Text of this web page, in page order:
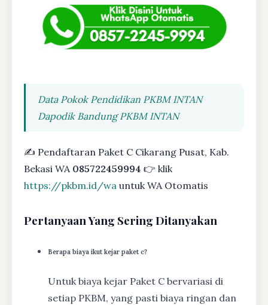
Data Pokok Pendidikan PKBM INTAN
Dapodik Bandung PKBM INTAN
✍ Pendaftaran Paket C Cikarang Pusat, Kab.
Bekasi WA 085722459994 👉 klik
https://pkbm.id/wa untuk WA Otomatis
Pertanyaan Yang Sering Ditanyakan
Berapa biaya ikut kejar paket c?
Untuk biaya kejar Paket C bervariasi di
setiap PKBM, yang pasti biaya ringan dan